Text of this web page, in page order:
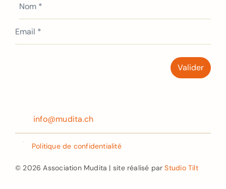
info@mudita.ch
© 2026 Association Mudita | site réalisé parStudio Tilt
Politique de confidentialité